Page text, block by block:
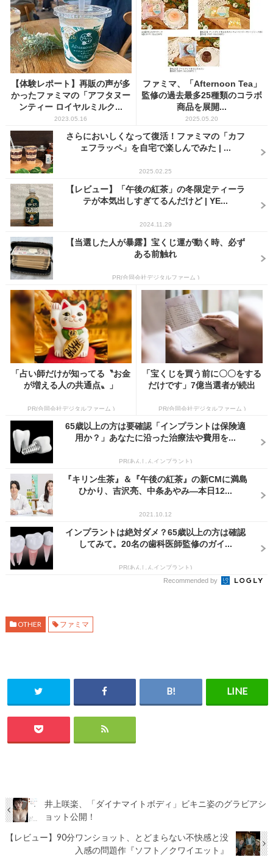
【体験レポート】再販の声が多
かったファミマの「アフタヌー
ンティー ロイヤルミルク...
2023.05.16
ファミマ、「Afternoon Tea」
監修の過去最多25種類のコラボ
商品を展開...
2025.05.20
さらにおいしくなって復活！ファミマの「カフ
ェフラッペ」を自宅で楽しんでみた | ...
2025.02.25
【レビュー】「午後の紅茶」の冬限定ティーラ
テが本気出しすぎてるんだけど | YE...
2024.11.29
【当選した人が暴露】宝くじ運が動く時、必ず
ある前触れ
PR(合同会社デジタルファーム )
「占い師だけが知ってる〝お金
が増える人の共通点〟」
PR(合同会社デジタルファーム )
「宝くじを買う前に〇〇をする
だけです」7億当選者が続出
PR(合同会社デジタルファーム )
65歳以上の方は要確認「インプラントは保険適
用か？」あなたに沿った治療法や費用を...
PR(あんしんインプラント)
『キリン生茶』＆『午後の紅茶』の新CMに満島
ひかり、吉沢亮、中条あやみ―本日12...
2021.10.12
インプラントは絶対ダメ？65歳以上の方は確認
してみて。20名の歯科医師監修のガイ...
PR(あんしんインプラント)
Recommended by
OTHER ファミマ
井上咲楽、「ダイナマイトボディ」ビキニ姿のグラビアシ
ョット公開！
【レビュー】90分ワンショット、とどまらない不快感と没
入感の問題作『ソフト／クワイエット』